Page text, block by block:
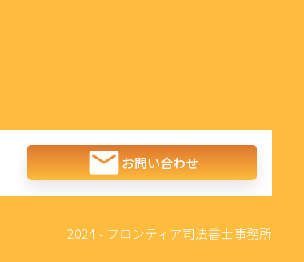
お問い合わせ
2024 - フロンティア司法書士事務所